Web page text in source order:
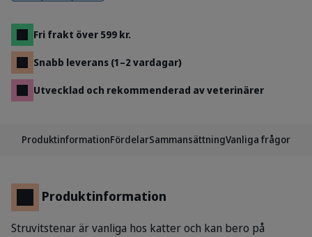
Fri frakt över 599 kr.
Snabb leverans (1–2 vardagar)
Utvecklad och rekommenderad av veterinärer
ProduktinformationFördelarSammansättningVanliga frågor
Produktinformation
Struvitstenar är vanliga hos katter och kan bero på